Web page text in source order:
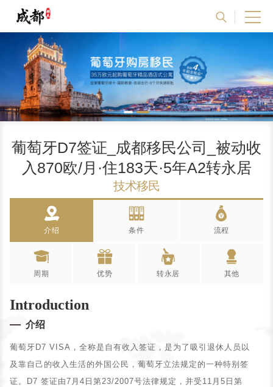
葡萄牙D7签证_成都移民公司_被动收
入870欧/月·住183天·5年A2转永居
技术移民
介绍
条件
流程
Conditions
周期
优势
转永居
其他
Introduction
介绍
葡萄牙D7 VISA，全称是自有收入签证，是为了吸引退休人员以
及靠自己的收入生活的外国公民，葡萄牙立法规定的一种特别签
证。D7 签证由7月4日第23/2007号法律规定，并受11月5日第